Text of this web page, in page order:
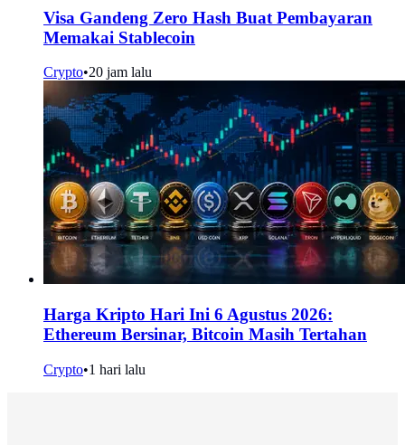
Visa Gandeng Zero Hash Buat Pembayaran
Memakai Stablecoin
Crypto•20 jam lalu
Harga Kripto Hari Ini 6 Agustus 2026:
Ethereum Bersinar, Bitcoin Masih Tertahan
Crypto•1 hari lalu